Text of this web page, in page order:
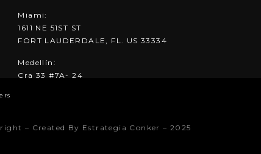
Miami:
1611 NE 51ST ST
FORT LAUDERDALE, FL. US 33334
Medellín:
Cra 33 #7A- 24
– Created By Estrategia Conker – 2025